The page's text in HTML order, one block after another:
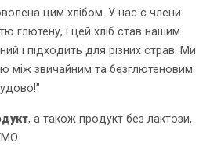
цим хлібом. У нас є члени
глютену, і цей хліб став нашим
і підходить для різних страв. Ми
між звичайним та безглютеновим
, а також продукт без лактози,